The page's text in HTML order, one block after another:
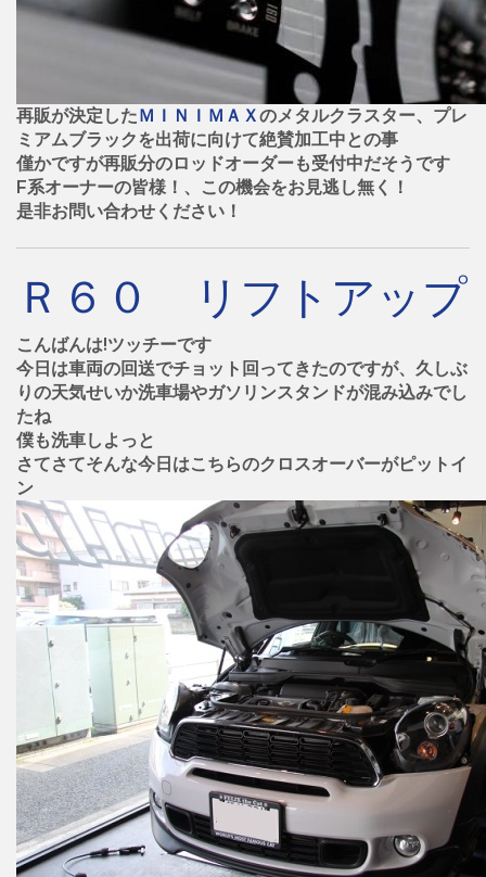
再販が決定したＭＩＮＩＭＡＸのメタルクラスター、プレ
ミアムブラックを出荷に向けて絶賛加工中との事
僅かですが再販分のロッドオーダーも受付中だそうです
F系オーナーの皆様！、この機会をお見逃し無く！
是非お問い合わせください！
Ｒ６０ リフトアップ
こんばんは!ツッチーです
今日は車両の回送でチョット回ってきたのですが、久しぶ
りの天気せいか洗車場やガソリンスタンドが混み込みでし
たね
僕も洗車しよっと
さてさてそんな今日はこちらのクロスオーバーがピットイ
ン